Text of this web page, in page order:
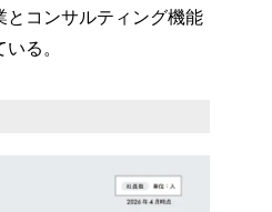
とコンサルティング機能
る。